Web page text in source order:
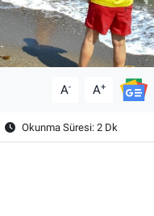
A- A+
Okunma Süresi: 2 Dk